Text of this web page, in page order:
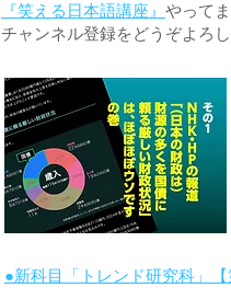
『笑える日本語講座』 やってま
チャンネル登録をどうぞよろし
●新科目「トレンド研究科」